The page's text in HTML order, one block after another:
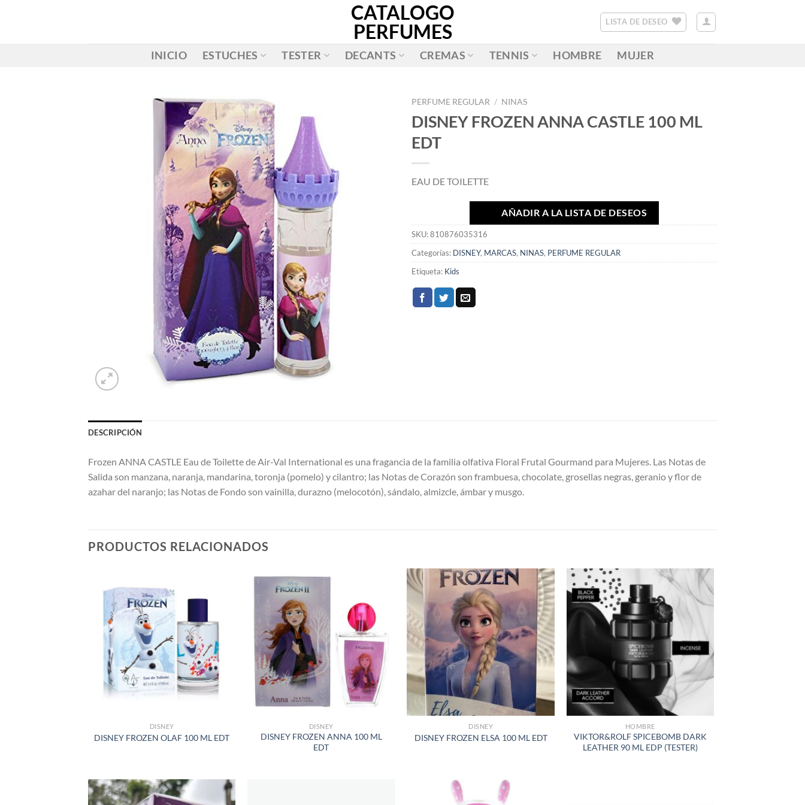
CATALOGO
PERFUMES
LISTA DE DESEO
INICIO ESTUCHES TESTER DECANTS CREMAS TENNIS HOMBRE MUJER
PERFUME REGULAR / NINAS
DISNEY FROZEN ANNA CASTLE 100 ML
EDT
EAU DE TOILETTE
AÑADIR A LA LISTA DE DESEOS
SKU:810876035316
Categorías: DISNEY, MARCAS, NINAS, PERFUME REGULAR
Etiqueta: Kids
DESCRIPCIÓN
Frozen ANNA CASTLE Eau de Toilette de Air-Val International es una fragancia de la familia olfativa Floral Frutal Gourmand para Mujeres. Las Notas de
Salida son manzana, naranja, mandarina, toronja (pomelo) y cilantro; las Notas de Corazón son frambuesa, chocolate, grosellas negras, geranio y flor de
azahar del naranjo; las Notas de Fondo son vainilla, durazno (melocotón), sándalo, almizcle, ámbar y musgo.
PRODUCTOS RELACIONADOS
LISTA
DESEOS
DISNEY
DISNEY FROZEN OLAF 100 ML EDT
AÑADIR
A LA
LISTA
DE
DESEOS
DISNEY
DISNEY FROZEN ANNA 100 ML
EDT
LISTA
DE
DISNEY
DISNEY FROZEN ELSA 100 ML EDT
A LA
DESEOS
HOMBRE
VIKTOR&ROLF SPICEBOMB DARK
LEATHER 90 ML EDP (TESTER)